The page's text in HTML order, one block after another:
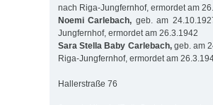
nach Riga-Jungfernhof, ermordet am
Noemi Carlebach, geb. am
Jungfernhof, ermordet am 26.3.1942
Sara Stella Baby Carlebach,geb. am
Riga-Jungfernhof, ermordet am
Hallerstraße 76